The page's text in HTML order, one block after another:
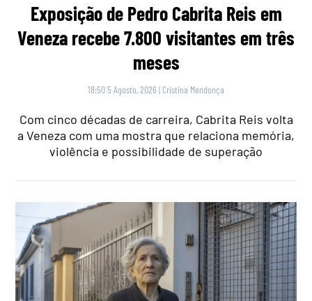
Exposição de Pedro Cabrita Reis em
Veneza recebe 7.800 visitantes em três
meses
18:50 5 Agosto, 2026 | Cristina Mendonça
Com cinco décadas de carreira, Cabrita Reis volta
a Veneza com uma mostra que relaciona memória,
violência e possibilidade de superação